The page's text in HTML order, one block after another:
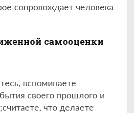
сопровождает человека
самооценки
вспоминаете
своего прошлого и
что делаете